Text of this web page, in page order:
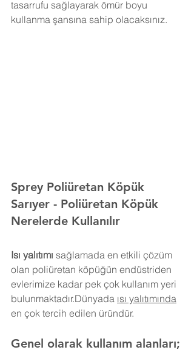
tasarrufu sağlayarak ömür boyu
kullanma şansına sahip olacaksınız.
Sprey Poliüretan Köpük
Sarıyer - Poliüretan Köpük
Nerelerde Kullanılır
Isı yalıtımı sağlamada en etkili çözüm
olan poliüretan köpüğün endüstriden
evlerimize kadar pek çok kullanım yeri
bulunmaktadır.Dünyada ısı yalıtımında
en çok tercih edilen üründür.
Genel olarak kullanım alanları;